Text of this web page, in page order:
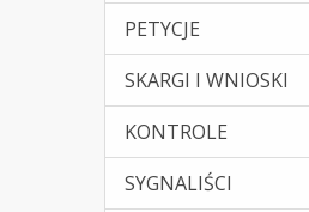
PETYCJE
SKARGI I WNIOSKI
KONTROLE
SYGNALIŚCI